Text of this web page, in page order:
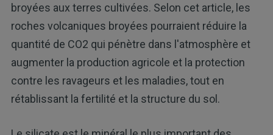
broyées aux terres cultivées. Selon cet article, les
roches volcaniques broyées pourraient réduire la
quantité de CO2 qui pénètre dans l'atmosphère et
augmenter la production agricole et la protection
contre les ravageurs et les maladies, tout en
rétablissant la fertilité et la structure du sol.